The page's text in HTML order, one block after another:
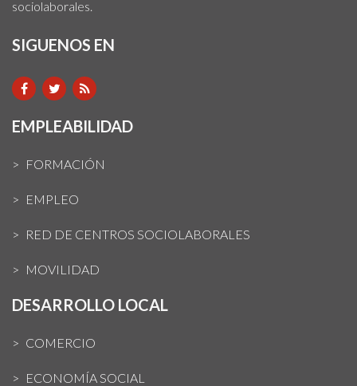
sociolaborales.
SIGUENOS EN
EMPLEABILIDAD
FORMACIÓN
EMPLEO
RED DE CENTROS SOCIOLABORALES
MOVILIDAD
DESARROLLO LOCAL
COMERCIO
ECONOMÍA SOCIAL